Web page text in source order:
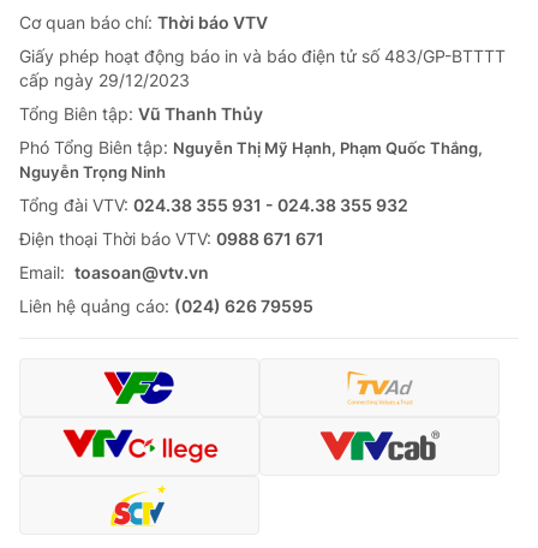
Cơ quan báo chí: Thời báo VTV
Giấy phép hoạt động báo in và báo điện tử số 483/GP-BTTTT
cấp ngày 29/12/2023
Tổng Biên tập: Vũ Thanh Thủy
Phó Tổng Biên tập: Nguyễn Thị Mỹ Hạnh, Phạm Quốc Thắng,
Nguyễn Trọng Ninh
Tổng đài VTV: 024.38 355 931 - 024.38 355 932
Ðiện thoại Thời báo VTV: 0988 671 671
Email: toasoan@vtv.vn
Liên hệ quảng cáo: (024) 626 79595